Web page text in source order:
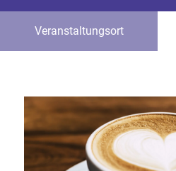
Veranstaltungsort